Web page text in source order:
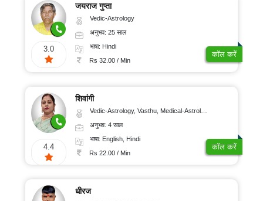
3.0
जयराज गुप्ता
Vedic-Astrology
अनुभव: 25 साल
भाषा: Hindi
Rs 32.00 / Min
कॉल करें
4.4
शिवांगी
Vedic-Astrology, Vasthu, Medical-Astrology
अनुभव: 4 साल
भाषा: English, Hindi
Rs 22.00 / Min
कॉल करें
धीरज